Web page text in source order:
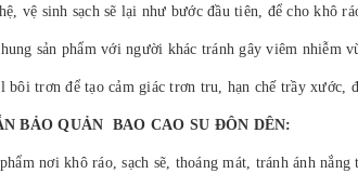
vệ sinh sạch sẽ lại như bước đầu tiên, để cho khô
sản phẩm với người khác tránh gây viêm nhiễm
bôi trơn để tạo cảm giác trơn tru, hạn chế trầy xước,
BẢO QUẢN BAO CAO SU ĐÔN DÊN:
nơi khô ráo, sạch sẽ, thoáng mát, tránh ánh